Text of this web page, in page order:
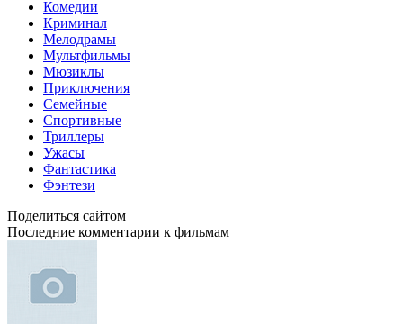
Комедии
Криминал
Мелодрамы
Мультфильмы
Мюзиклы
Приключения
Семейные
Спортивные
Триллеры
Ужасы
Фантастика
Фэнтези
Поделиться сайтом
Последние комментарии к фильмам